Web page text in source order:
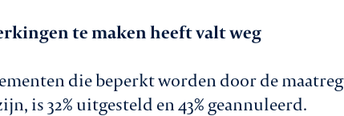
te maken heeft valt weg
die beperkt worden door de
is 32% uitgesteld en 43% geannuleerd.